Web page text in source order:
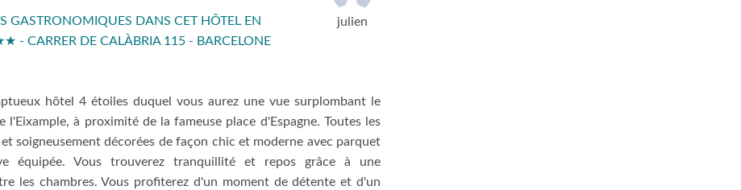
GASTRONOMIQUES DANS CET HÔTEL EN
- CARRER DE CALÀBRIA 115 - BARCELONE
julien
hôtel 4 étoiles duquel vous aurez une vue surplombant le
à proximité de la fameuse place d'Espagne. Toutes les
soigneusement décorées de façon chic et moderne avec parquet
équipée. Vous trouverez tranquillité et repos grâce à une
les chambres. Vous profiterez d'un moment de détente et d'un